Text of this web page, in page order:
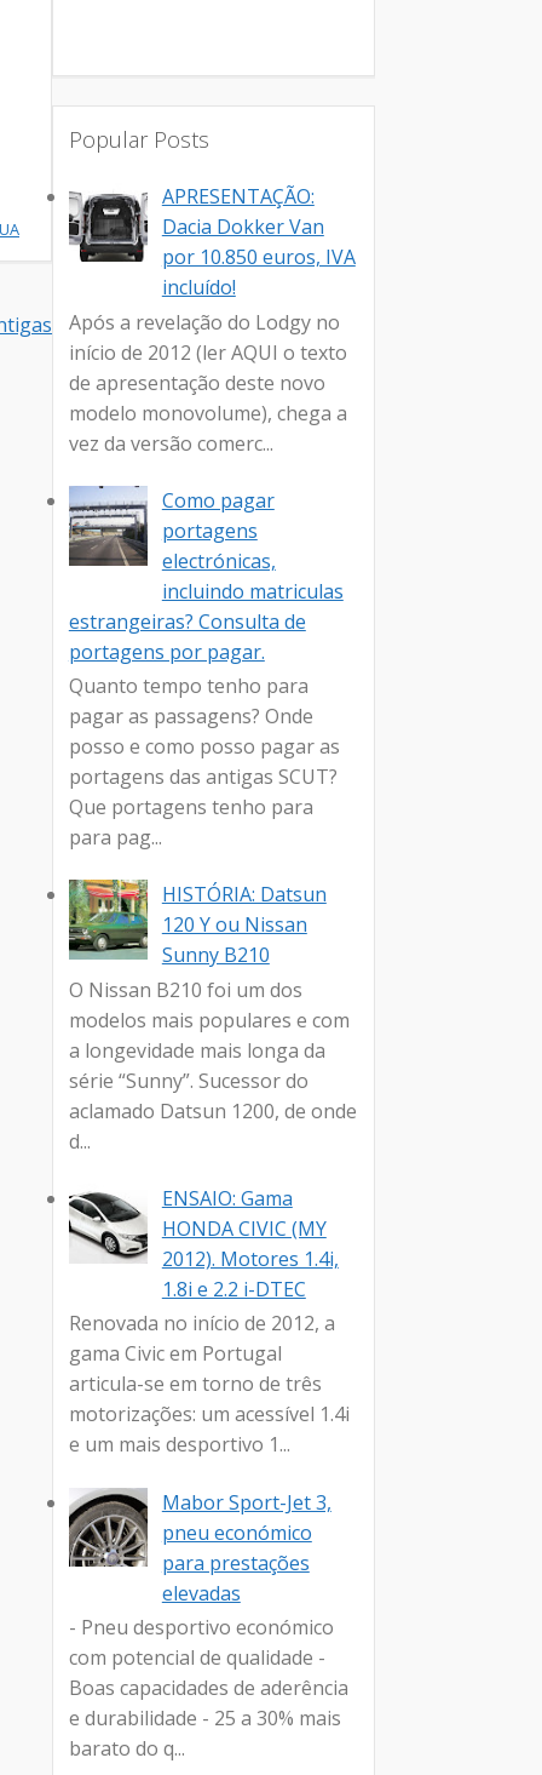
Popular Posts
APRESENTAÇÃO:
Dacia Dokker Van
por 10.850 euros, IVA
incluído!
Após a revelação do Lodgy no
início de 2012 (ler AQUI o texto
de apresentação deste novo
modelo monovolume), chega a
vez da versão comerc...
Como pagar
portagens
electrónicas,
incluindo matriculas
estrangeiras? Consulta de
portagens por pagar.
Quanto tempo tenho para
pagar as passagens? Onde
posso e como posso pagar as
portagens das antigas SCUT?
Que portagens tenho para
para pag...
HISTÓRIA: Datsun
120 Y ou Nissan
Sunny B210
O Nissan B210 foi um dos
modelos mais populares e com
a longevidade mais longa da
série “Sunny”. Sucessor do
aclamado Datsun 1200, de onde
d...
ENSAIO: Gama
HONDA CIVIC (MY
2012). Motores 1.4i,
1.8i e 2.2 i-DTEC
Renovada no início de 2012, a
gama Civic em Portugal
articula-se em torno de três
motorizações: um acessível 1.4i
e um mais desportivo 1...
Mabor Sport-Jet 3,
pneu económico
para prestações
elevadas
- Pneu desportivo económico
com potencial de qualidade -
Boas capacidades de aderência
e durabilidade - 25 a 30% mais
barato do q...